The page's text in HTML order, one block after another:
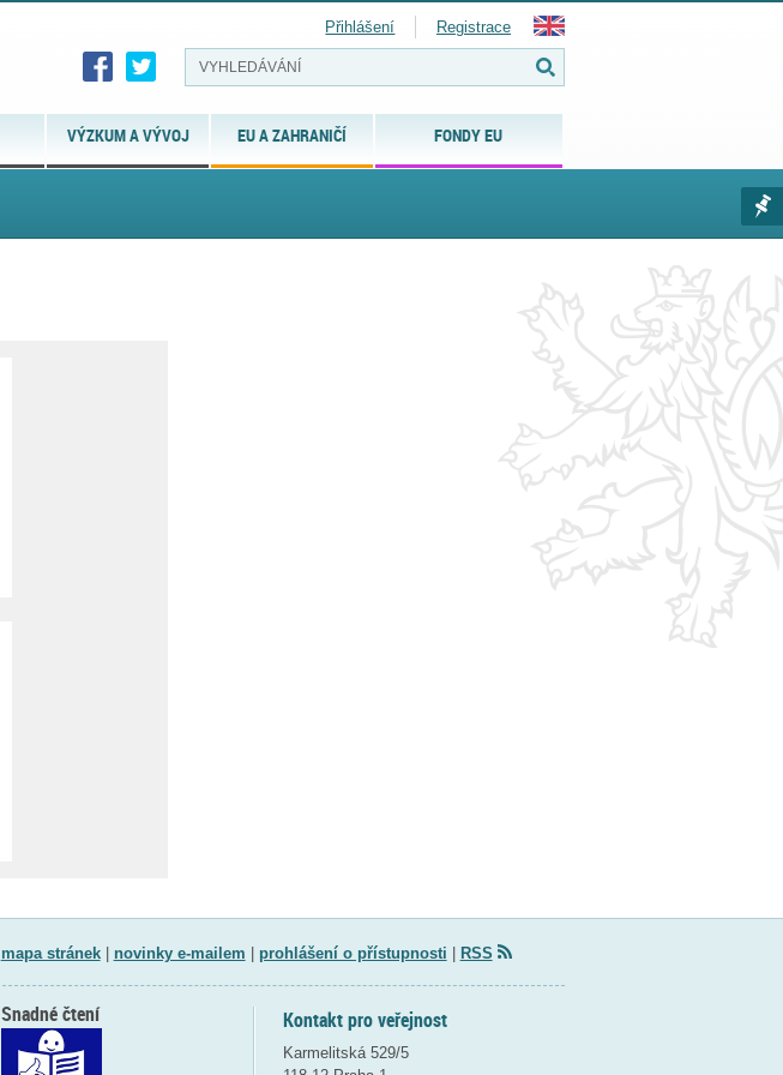
VÝZKUM A VÝVOJ EU A ZAHRANIČÍ FONDY EU
Přihlášení Registrace
mapa stránek| novinky e-mailem prohlášení o přístupnosti RSS
Kontakt pro veřejnost
Karmelitská 529/5
Snadné čtení